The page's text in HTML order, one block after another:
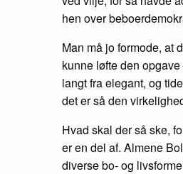
hen over
Man må jo formode, at
kunne løfte den
langt fra elegant, og
det er så den
Hvad skal der så ske,
er en del af. Almene
diverse bo- og